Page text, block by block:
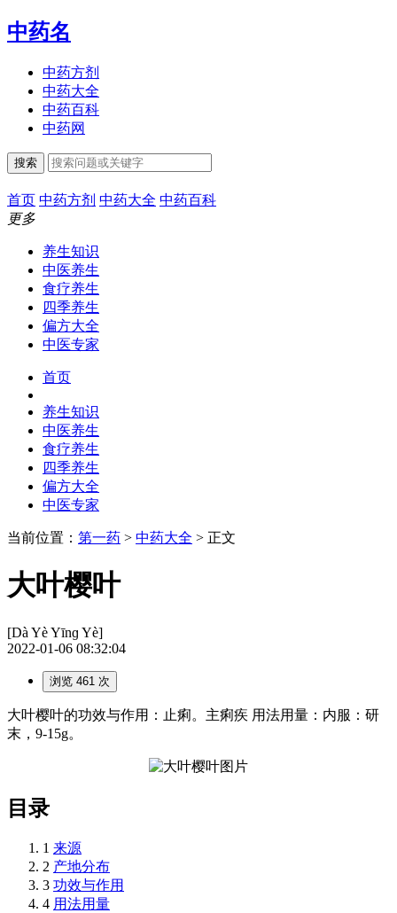
中药名
中药方剂
中药大全
中药百科
中药网
搜索
首页 中药方剂 中药大全 中药百科
更多
养生知识
中医养生
食疗养生
四季养生
偏方大全
中医专家
首页
养生知识
中医养生
食疗养生
四季养生
偏方大全
中医专家
当前位置： 第一药 > 中药大全 > 正文
大叶樱叶
[Dà Yè Yīnɡ Yè]
2022-01-06 08:32:04
浏览 461 次
大叶樱叶的功效与作用：止痢。主痢疾 用法用量：内服：研
末，9-15g。
目录
1 来源
2 产地分布
3 功效与作用
4 用法用量